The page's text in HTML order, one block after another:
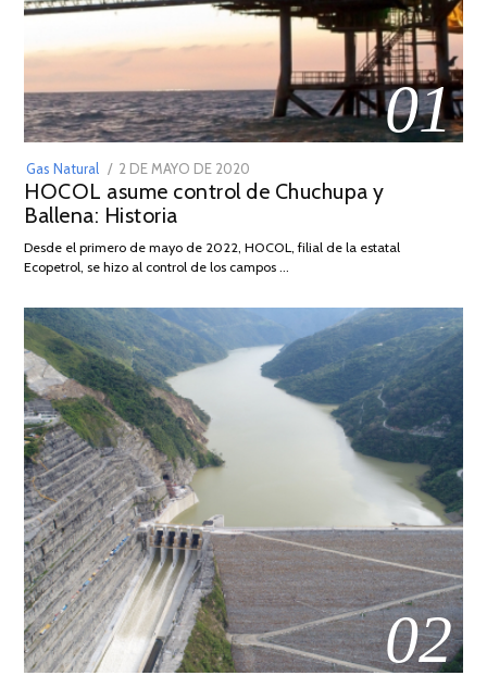
01
Gas Natural
POSTED
ON
2 DE MAYO DE 2020
DE
2026
HOCOL asume control de Chuchupa y
Ballena: Historia
Desde el primero de mayo de 2022, HOCOL, filial de la estatal
Ecopetrol, se hizo al control de los campos …
02